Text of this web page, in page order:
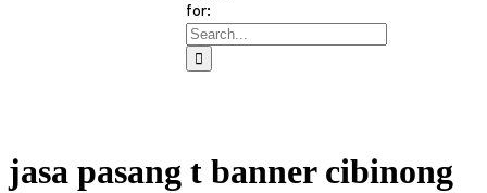
for:
jasa pasang t banner cibinong